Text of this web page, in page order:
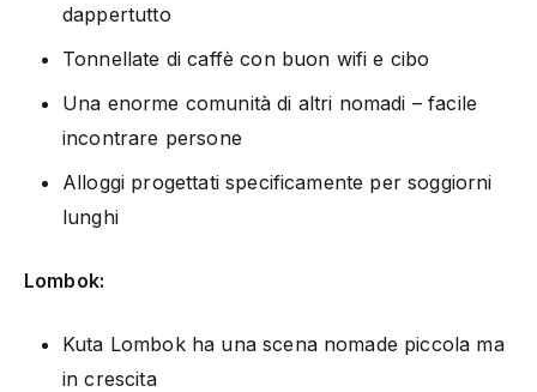
dappertutto
Tonnellate di caffè con buon wifi e cibo
Una enorme comunità di altri nomadi – facile
incontrare persone
Alloggi progettati specificamente per soggiorni
lunghi
Lombok:
Kuta Lombok ha una scena nomade piccola ma
in crescita